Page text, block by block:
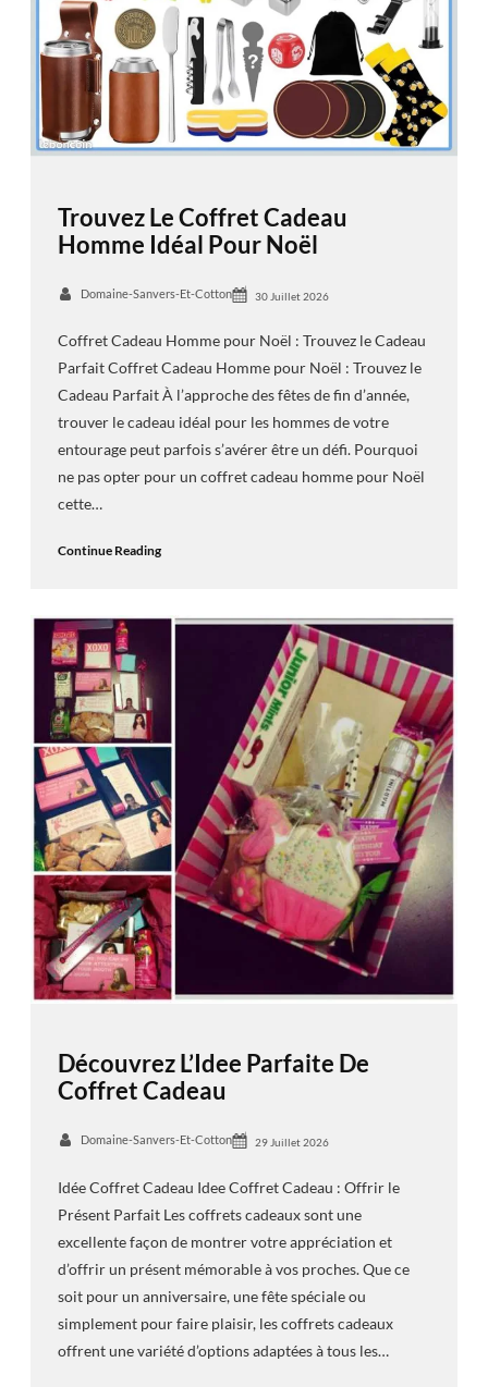
Trouvez Le Coffret Cadeau
Homme Idéal Pour Noël
Domaine-Sanvers-Et-Cotton 30 Juillet 2026
Coffret Cadeau Homme pour Noël : Trouvez le Cadeau
Parfait Coffret Cadeau Homme pour Noël : Trouvez le
Cadeau Parfait À l’approche des fêtes de fin d’année,
trouver le cadeau idéal pour les hommes de votre
entourage peut parfois s’avérer être un défi. Pourquoi
ne pas opter pour un coffret cadeau homme pour Noël
cette…
Continue Reading
Découvrez L’Idee Parfaite De
Coffret Cadeau
Domaine-Sanvers-Et-Cotton 29 Juillet 2026
Idée Coffret Cadeau Idee Coffret Cadeau : Offrir le
Présent Parfait Les coffrets cadeaux sont une
excellente façon de montrer votre appréciation et
d’offrir un présent mémorable à vos proches. Que ce
soit pour un anniversaire, une fête spéciale ou
simplement pour faire plaisir, les coffrets cadeaux
offrent une variété d’options adaptées à tous les…